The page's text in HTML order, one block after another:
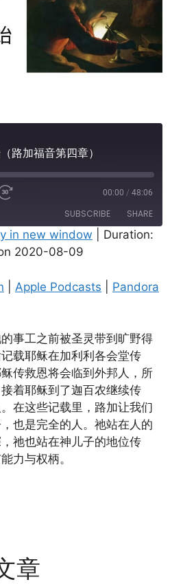
路加福音第四章）
00:00 / 48:06
SUBSCRIBE SHARE
Apple Podcasts
in new window
Duration:
2020-08-09
Apple Podcasts
Pandora
事工之前被圣灵带到旷野得
载耶稣在加利利各会堂传
传救恩将会临到外邦人，所
着耶稣到了迦百农继续传
在这些记载里，路加让我们
也是完全的人。祂站在人的
祂也站在神儿子的地位传
力与权柄。
章